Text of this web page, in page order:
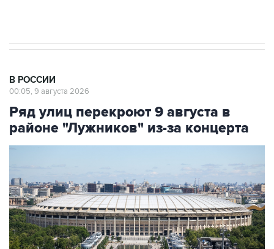
В РОССИИ
00:05, 9 августа 2026
Ряд улиц перекроют 9 августа в
районе "Лужников" из-за концерта